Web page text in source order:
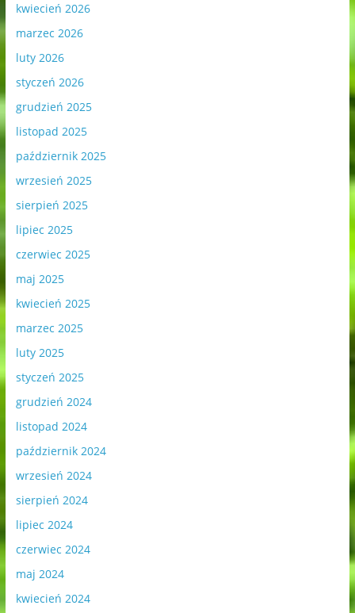
kwiecień 2026
marzec 2026
luty 2026
styczeń 2026
grudzień 2025
listopad 2025
październik 2025
wrzesień 2025
sierpień 2025
lipiec 2025
czerwiec 2025
maj 2025
kwiecień 2025
marzec 2025
luty 2025
styczeń 2025
grudzień 2024
listopad 2024
październik 2024
wrzesień 2024
sierpień 2024
lipiec 2024
czerwiec 2024
maj 2024
kwiecień 2024